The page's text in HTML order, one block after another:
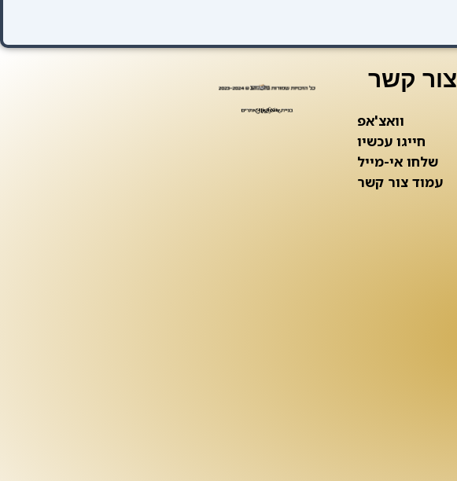
צור קשר
וואצ'אפ
חייגו עכשיו
שלחו אי-מייל
עמוד צור קשר